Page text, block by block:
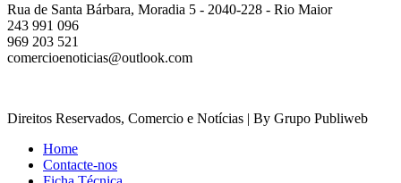
Rua de Santa Bárbara, Moradia 5 - 2040-228 - Rio Maior
243 991 096
969 203 521
comercioenoticias@outlook.com
Direitos Reservados, Comercio e Notícias | By Grupo Publiweb
Home
Contacte-nos